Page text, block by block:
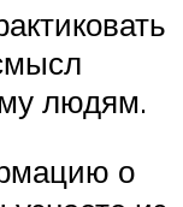
людям.
о